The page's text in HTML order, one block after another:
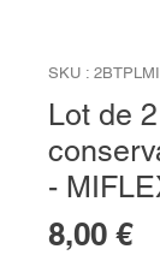
SKU :
Lot de
-
8,00 €